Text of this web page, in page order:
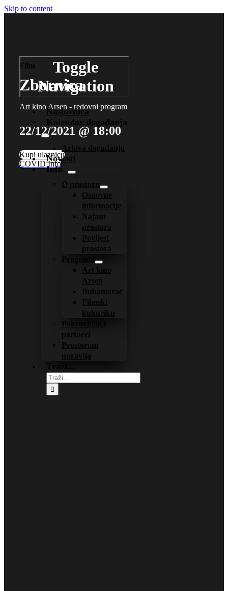
Skip to content
Toggle
Navigation
Naslovnica
Kalendar događanja
Arhiva događanja
Novosti
Info
O prostoru
Osnovne
informacije
Najam
prostora
Povijest
prostora
Programi
Art kino
Arsen
Bubamarac
Filmski
kukuriku
Pokrovitelji i
partneri
Prostorom
upravlja
Film
Zbornica
Art kino Arsen - redovni program
22/12/2021 @ 18:00
Kupi ulaznicu
COVID Info